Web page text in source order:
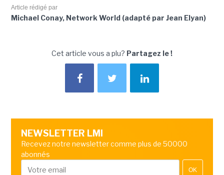
Article rédigé par
Michael Conay, Network World (adapté par Jean Elyan)
Cet article vous a plu? Partagez le !
NEWSLETTER LMI
Recevez notre newsletter comme plus de 50000
abonnés
OK